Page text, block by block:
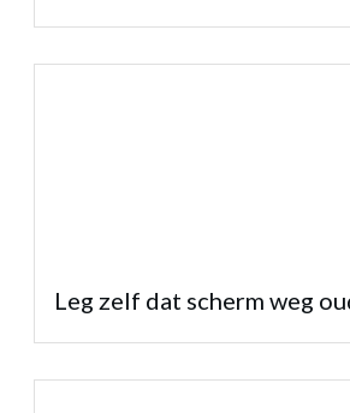
Leg zelf dat scherm weg